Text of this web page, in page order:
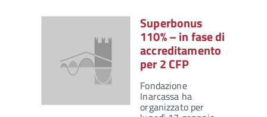
Superbonus
110% – in fase di
accreditamento
per 2 CFP
Fondazione
Inarcassa ha
organizzato per